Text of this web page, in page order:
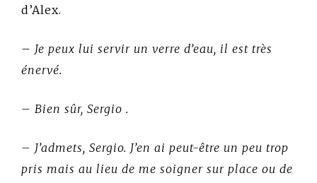
d’Alex.
– Je peux lui servir un verre d’eau, il est très
énervé.
– Bien sûr, Sergio .
– J’admets, Sergio. J’en ai peut-être un peu trop
pris mais au lieu de me soigner sur place ou de